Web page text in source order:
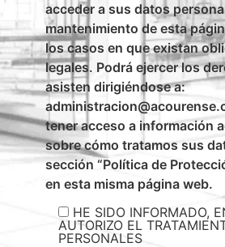
acceder a sus datos
mantenimiento de esta
los casos en que existan
legales. Podrá ejercer los
asisten dirigiéndose a:
tener acceso a información
sobre cómo tratamos sus
sección “Política de
en esta misma página web.
HE SIDO INFORMADO,
AUTORIZO EL
PERSONALES